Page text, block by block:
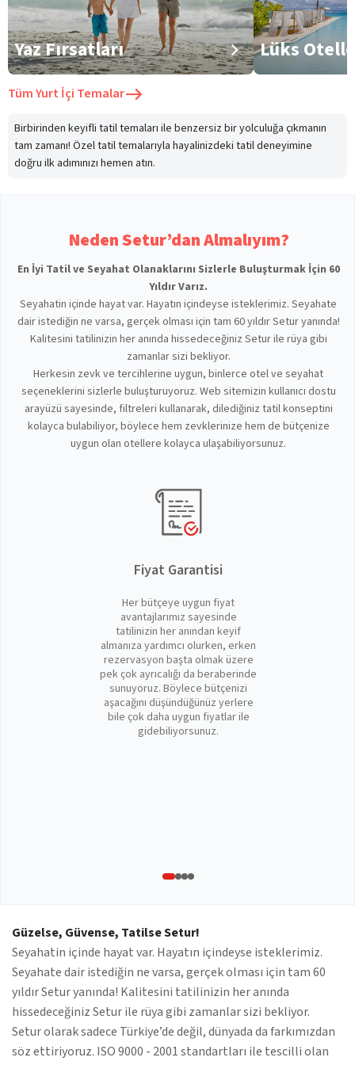
Yaz Fırsatları Lüks
TümYurt İçi Temalar
Birbirinden keyifli tatil temaları ile benzersiz bir yolculuğa çıkmanın
tam zamanı! Özel tatil temalarıyla hayalinizdeki tatil deneyimine
doğru ilk adımınızı hemen atın.
Neden Setur’dan Almalıyım?
En İyi Tatil ve Seyahat Olanaklarını Sizlerle Buluşturmak İçin 60
Yıldır Varız.
Seyahatin içinde hayat var. Hayatın içindeyse isteklerimiz. Seyahate
dair istediğin ne varsa, gerçek olması için tam 60 yıldır Setur yanında!
Kalitesini tatilinizin her anında hissedeceğiniz Setur ile rüya gibi
zamanlar sizi bekliyor.
Herkesin zevk ve tercihlerine uygun, binlerce otel ve seyahat
seçeneklerini sizlerle buluşturuyoruz. Web sitemizin kullanıcı dostu
arayüzü sayesinde, filtreleri kullanarak, dilediğiniz tatil konseptini
kolayca bulabiliyor, böylece hem zevklerinize hem de bütçenize
uygun olan otellere kolayca ulaşabiliyorsunuz.
Fiyat Garantisi
Her bütçeye uygun fiyat
avantajlarımız sayesinde
tatilinizin her anından keyif
almanıza yardımcı olurken, erken
rezervasyon başta olmak üzere
pek çok ayrıcalığı da beraberinde
sunuyoruz. Böylece bütçenizi
aşacağını düşündüğünüz yerlere
bile çok daha uygun fiyatlar ile
gidebiliyorsunuz.
Güzelse, Güvense, Tatilse Setur!
Seyahatin içinde hayat var. Hayatın içindeyse isteklerimiz.
Seyahate dair istediğin ne varsa, gerçek olması için tam 60
yıldır Setur yanında! Kalitesini tatilinizin her anında
hissedeceğiniz Setur ile rüya gibi zamanlar sizi bekliyor.
Setur olarak sadece Türkiye’de değil, dünyada da farkımızdan
söz ettiriyoruz. ISO 9000 - 2001 standartları ile tescilli olan